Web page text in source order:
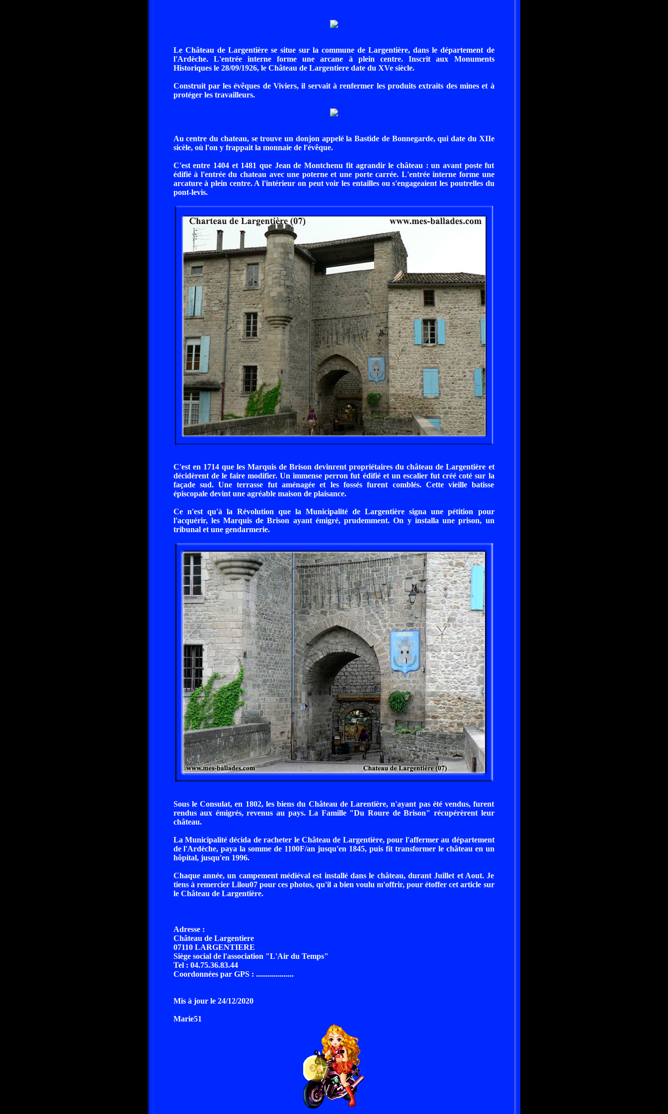
Le Château de Largentière se situe sur la commune de Largentière, dans le département de
l'Ardèche. L'entrée interne forme une arcane à plein centre. Inscrit aux Monuments
Historiques le 28/09/1926, le Château de Largentiere date du XVe siècle.
Construit par les évêques de Viviers, il servait à renfermer les produits extraits des mines et à
protéger les travailleurs.
Au centre du chateau, se trouve un donjon appelé la Bastide de Bonnegarde, qui date du XIIe
sicèle, où l'on y frappait la monnaie de l'évêque.
C'est entre 1404 et 1481 que Jean de Montchenu fit agrandir le château : un avant poste fut
édifié à l'entrée du chateau avec une poterne et une porte carrée. L'entrée interne forme une
arcature à plein centre. A l'intérieur on peut voir les entailles ou s'engageaient les poutrelles du
pont-levis.
C'est en 1714 que les Marquis de Brison devinrent propriétaires du château de Largentière et
décidèrent de le faire modifier. Un immense perron fut édifié et un escalier fut créé coté sur la
façade sud. Une terrasse fut aménagée et les fossés furent comblés. Cette vieille batisse
épiscopale devint une agréable maison de plaisance.
Ce n'est qu'à la Révolution que la Municipalité de Largentière signa une pétition pour
l'acquérir, les Marquis de Brison ayant émigré, prudemment. On y installa une prison, un
tribunal et une gendarmerie.
Sous le Consulat, en 1802, les biens du Château de Larentière, n'ayant pas été vendus, furent
rendus aux émigrés, revenus au pays. La Famille "Du Roure de Brison" récupérèrent leur
château.
La Municipalité décida de racheter le Château de Largentière, pour l'affermer au département
de l'Ardèche, paya la somme de 1100F/an jusqu'en 1845, puis fit transformer le château en un
hôpital, jusqu'en 1996.
Chaque année, un campement médiéval est installé dans le château, durant Juillet et Aout. Je
tiens à remercier Lilou07 pour ces photos, qu'il a bien voulu m'offrir, pour étoffer cet article sur
le Château de Largentière.
Adresse :
Château de Largentiere
07110 LARGENTIERE
Siège social de l'association "L'Air du Temps"
Tel : 04.75.36.83.44
Coordonnées par GPS : ...................
Mis à jour le 24/12/2020
Marie51